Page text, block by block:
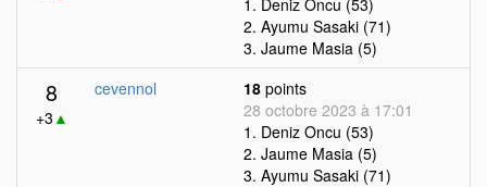
1. Deniz Oncu (53)
2. Ayumu Sasaki (71)
3. Jaume Masia (5)
8
+3 ▲
cevennol 18 points
28 octobre 2023 à 17:01
1. Deniz Oncu (53)
2. Jaume Masia (5)
3. Ayumu Sasaki (71)